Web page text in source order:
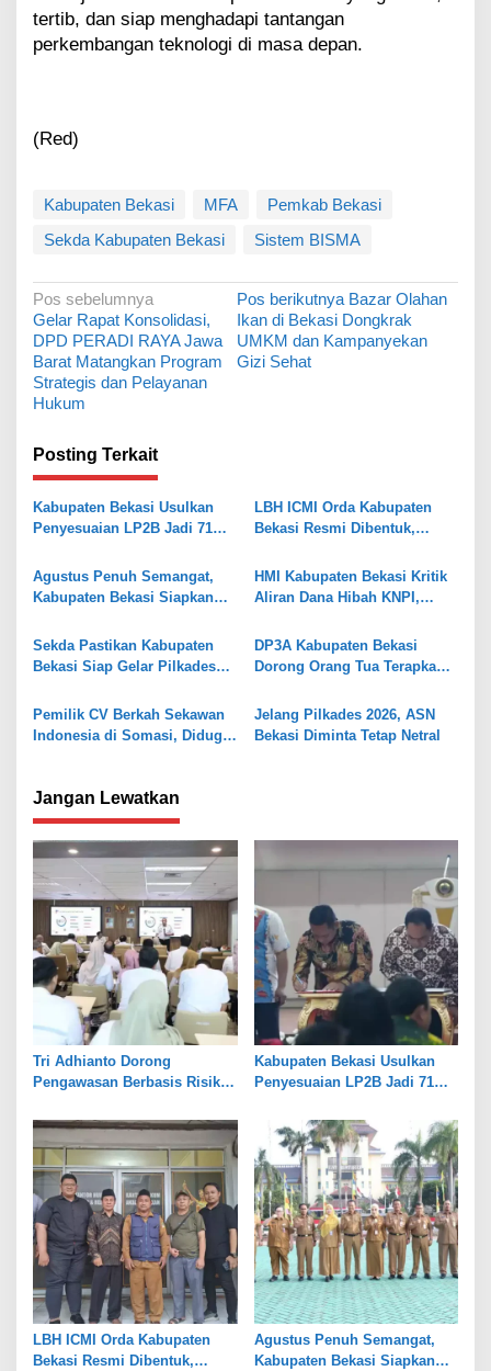
tertib, dan siap menghadapi tantangan
perkembangan teknologi di masa depan.
(Red)
Kabupaten Bekasi MFA
Pemkab Bekasi
Sekda Kabupaten Bekasi
Sistem BISMA
N
a
v
i
a
s
i
o
s
Pos sebelumnya
Gelar Rapat Konsolidasi,
DPD PERADI RAYA Jawa
Barat Matangkan Program
Strategis dan Pelayanan
Hukum
Pos berikutnyaBazar Olahan
Ikan di Bekasi Dongkrak
UMKM dan Kampanyekan
Gizi Sehat
Posting Terkait
Kabupaten Bekasi Usulkan
Penyesuaian LP2B Jadi 71
Industri dan Pertanian
LBH ICMI Orda Kabupaten
Bekasi Resmi Dibentuk,
Pendampingan Hukum
Agustus Penuh Semangat,
Kabupaten Bekasi Siapkan
Hari Besar
HMI Kabupaten Bekasi Kritik
Aliran Dana Hibah KNPI,
Sekda Pastikan Kabupaten
Bekasi Siap Gelar Pilkades
DP3A Kabupaten Bekasi
Dorong Orang Tua Terapkan
Lindungi Anak
Pemilik CV Berkah Sekawan
Indonesia di Somasi, Diduga
Jelang Pilkades 2026, ASN
Bekasi Diminta Tetap Netral
Jangan Lewatkan
Tri Adhianto Dorong
Pengawasan Berbasis Risiko,
Kelola
Kabupaten Bekasi Usulkan
Penyesuaian LP2B Jadi 71
Industri dan Pertanian
LBH ICMI Orda Kabupaten
Bekasi Resmi Dibentuk,
Agustus Penuh Semangat,
Kabupaten Bekasi Siapkan